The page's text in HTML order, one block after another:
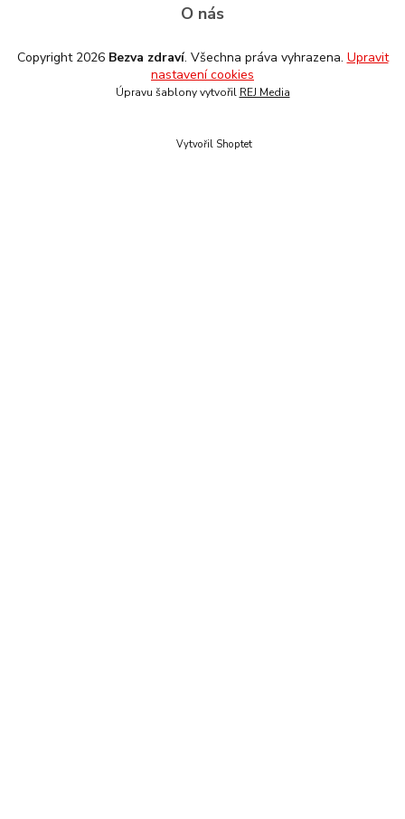
O nás
Vytvořil Shoptet
Copyright 2026 Bezva zdraví. Všechna práva vyhrazena. Upravit
nastavení cookies
Úpravu šablony vytvořil REJ Media